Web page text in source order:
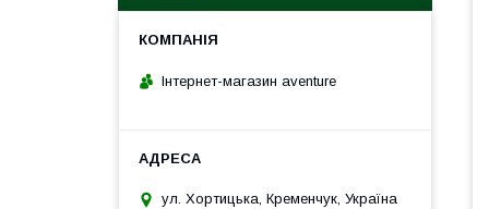
Інтернет-магазин aventure
ул. Хортицька, Кременчук, Україна